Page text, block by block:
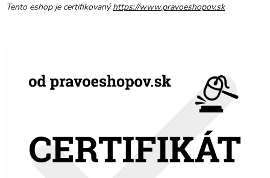
Tento eshop je certifikovanýhttps://www.pravoeshopov.sk